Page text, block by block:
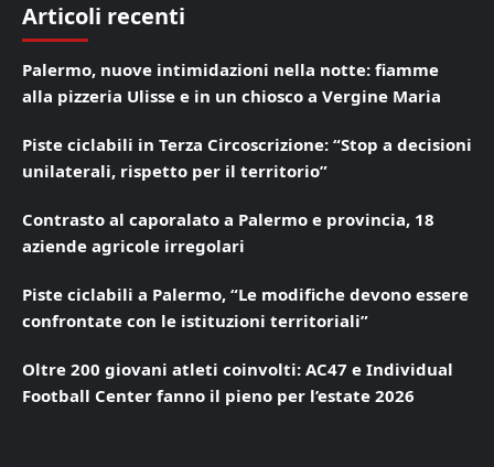
Articoli recenti
Palermo, nuove intimidazioni nella notte: fiamme
alla pizzeria Ulisse e in un chiosco a Vergine Maria
Piste ciclabili in Terza Circoscrizione: “Stop a decisioni
unilaterali, rispetto per il territorio”
Contrasto al caporalato a Palermo e provincia, 18
aziende agricole irregolari
Piste ciclabili a Palermo, “Le modifiche devono essere
confrontate con le istituzioni territoriali”
Oltre 200 giovani atleti coinvolti: AC47 e Individual
Football Center fanno il pieno per l’estate 2026